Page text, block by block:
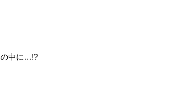
の中に…!?